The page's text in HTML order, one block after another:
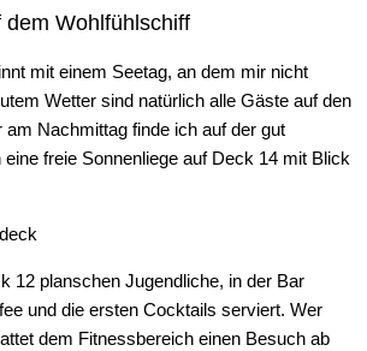
dem Wohlfühlschiff
mit einem Seetag, an dem mir nicht
Wetter sind natürlich alle Gäste auf den
am Nachmittag finde ich auf der gut
eine freie Sonnenliege auf Deck 14 mit Blick
12 planschen Jugendliche, in der Bar
und die ersten Cocktails serviert. Wer
dem Fitnessbereich einen Besuch ab